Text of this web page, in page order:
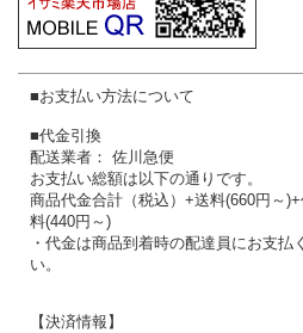
■お支払い方法について
■代金引換
配送業者： 佐川急便
お支払い総額は以下の通りです。
商品代金合計（税込）+送料(660円～
料(440円～)
・代金は商品到着時の配達員にお支払
い。
【決済情報】